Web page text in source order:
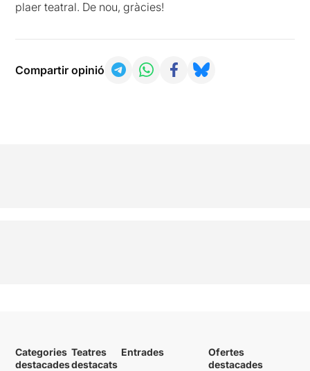
plaer teatral. De nou, gràcies!
Compartir opinió
Categories
destacades
Teatres
destacats
Entrades
Ofertes
destacades